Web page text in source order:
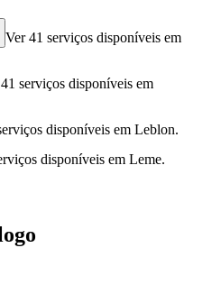
Ver 41 serviços disponíveis em
serviços disponíveis em
disponíveis em Leblon.
disponíveis em Leme.